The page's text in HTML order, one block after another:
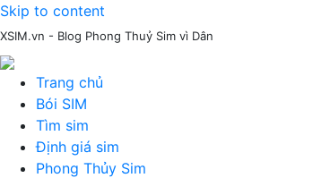
Skip to content
XSIM.vn - Blog Phong Thuỷ Sim vì Dân
Trang chủ
Bói SIM
Tìm sim
Định giá sim
Phong Thủy Sim